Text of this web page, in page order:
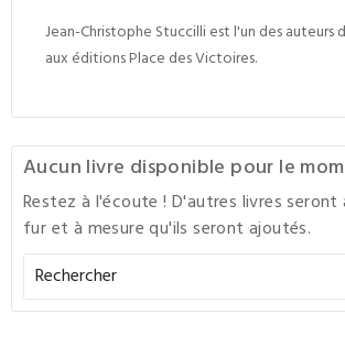
Jean-Christophe Stuccilli est l'un des auteurs
aux éditions Place des Victoires.
Aucun livre disponible pour le
Restez à l'écoute ! D'autres livres
fur et à mesure qu'ils seront ajoutés.